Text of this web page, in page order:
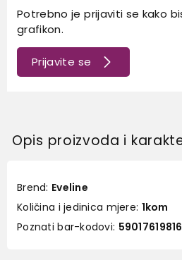
Potrebno je prijaviti se kako
grafikon.
Prijavite se
Opis proizvoda i
Brend: Eveline
Količina i jedinica mjere: 1kom
Poznati bar-kodovi: